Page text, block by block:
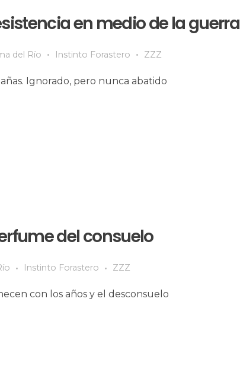
en medio de la guerra
del Río Instinto Forastero ZZZ
Ignorado, pero nunca abatido
del consuelo
Instinto Forastero ZZZ
con los años y el desconsuelo